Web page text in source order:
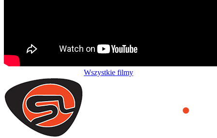
Wszystkie filmy